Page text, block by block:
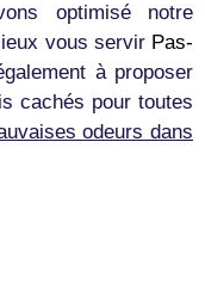
optimisé notre
vous servir Pas-
à proposer
cachés pour toutes
odeurs dans